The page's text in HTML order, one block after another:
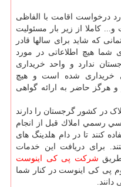
درخواست اقامت با الفاظی
کاملا از زیر بار مسئولیت
که شاید برای سالها قادر
شما هیچ اطلاعاتی در مورد
ندارد و واحد خریداری
خریداری شده است و هیچ
هرگز حاضر به ارائه گواهی
در کشور گرجستان را دارند
رسمي املاك قبل از انجام
کنند تا در دام هلدینگ های
برای دریافت این خدمات
شرکت پی کی اینوست
پی کی اینوست در کنار شما